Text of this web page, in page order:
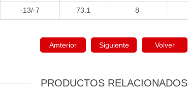
-13/-7 73.1 8
Amterior Siguiente Volver
PRODUCTOS RELACIONADOS